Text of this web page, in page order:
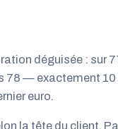
déguisée : sur
78 — exactement 10
euro.
la tête du client.